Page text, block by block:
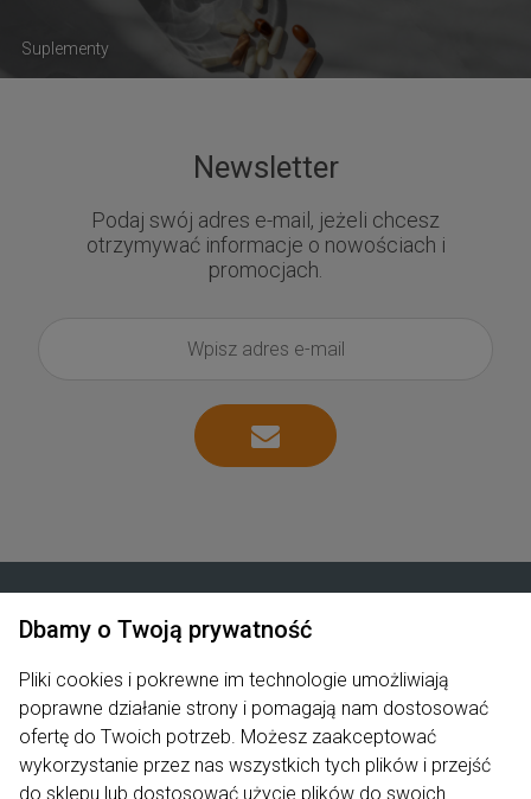
Suplementy
Newsletter
Podaj swój adres e-mail, jeżeli chcesz
otrzymywać informacje o nowościach i
promocjach.
Produkty
Pomoc
Dbamy o Twoją prywatność
Pliki cookies i pokrewne im technologie umożliwiają
poprawne działanie strony i pomagają nam dostosować
ofertę do Twoich potrzeb. Możesz zaakceptować
wykorzystanie przez nas wszystkich tych plików i przejść
do sklepu lub dostosować użycie plików do swoich